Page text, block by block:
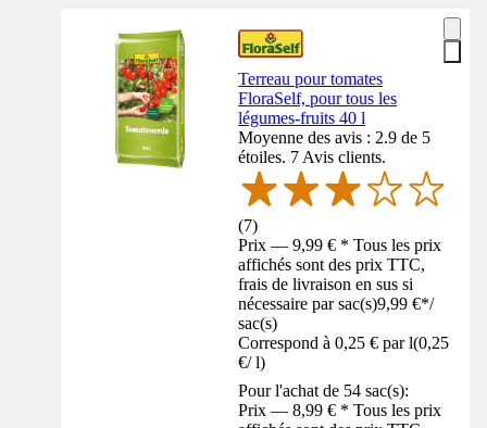
Terreau pour tomates
FloraSelf, pour tous les
légumes-fruits 40 l
Moyenne des avis : 2.9 de 5
étoiles. 7 Avis clients.
(7)
Prix — 9,99 € * Tous les prix
affichés sont des prix TTC,
frais de livraison en sus si
nécessaire par sac(s)9,99 €*/
sac(s)
Correspond à 0,25 € par l(0,25
€/ l)
Pour l'achat de 54 sac(s):
Prix — 8,99 € * Tous les prix